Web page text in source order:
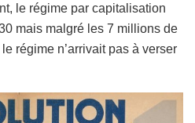
le régime par capitalisation
mais malgré les 7 millions de
régime n’arrivait pas à verser